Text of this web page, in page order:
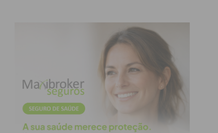
Eu li e concordo com os termos e
condições